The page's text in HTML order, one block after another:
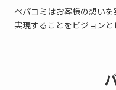
ペパコミはお客様の想い
実現することをビジョンと